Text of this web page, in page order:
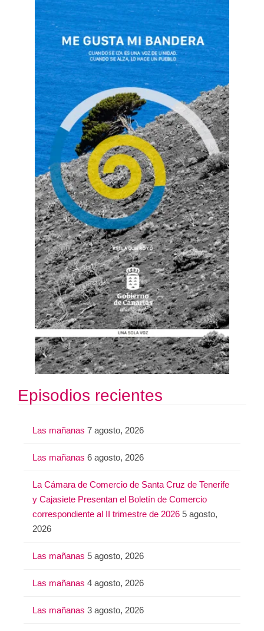
Episodios recientes
Las mañanas 7 agosto, 2026
Las mañanas 6 agosto, 2026
La Cámara de Comercio de Santa Cruz de Tenerife
y Cajasiete Presentan el Boletín de Comercio
correspondiente al II trimestre de 2026 5 agosto,
2026
Las mañanas 5 agosto, 2026
Las mañanas 4 agosto, 2026
Las mañanas 3 agosto, 2026